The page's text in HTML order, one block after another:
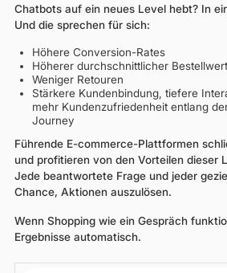
Chatbots auf ein neues Level hebt? In
Und die sprechen für sich:
Höhere Conversion-Rates
Höherer durchschnittlicher Bestellwert
Weniger Retouren
Stärkere Kundenbindung, tiefere
mehr Kundenzufriedenheit entlang
Journey
Führende E-commerce-Plattformen
und profitieren von den Vorteilen dieser
Jede beantwortete Frage und jeder
Chance, Aktionen auszulösen.
Wenn Shopping wie ein Gespräch
Ergebnisse automatisch.